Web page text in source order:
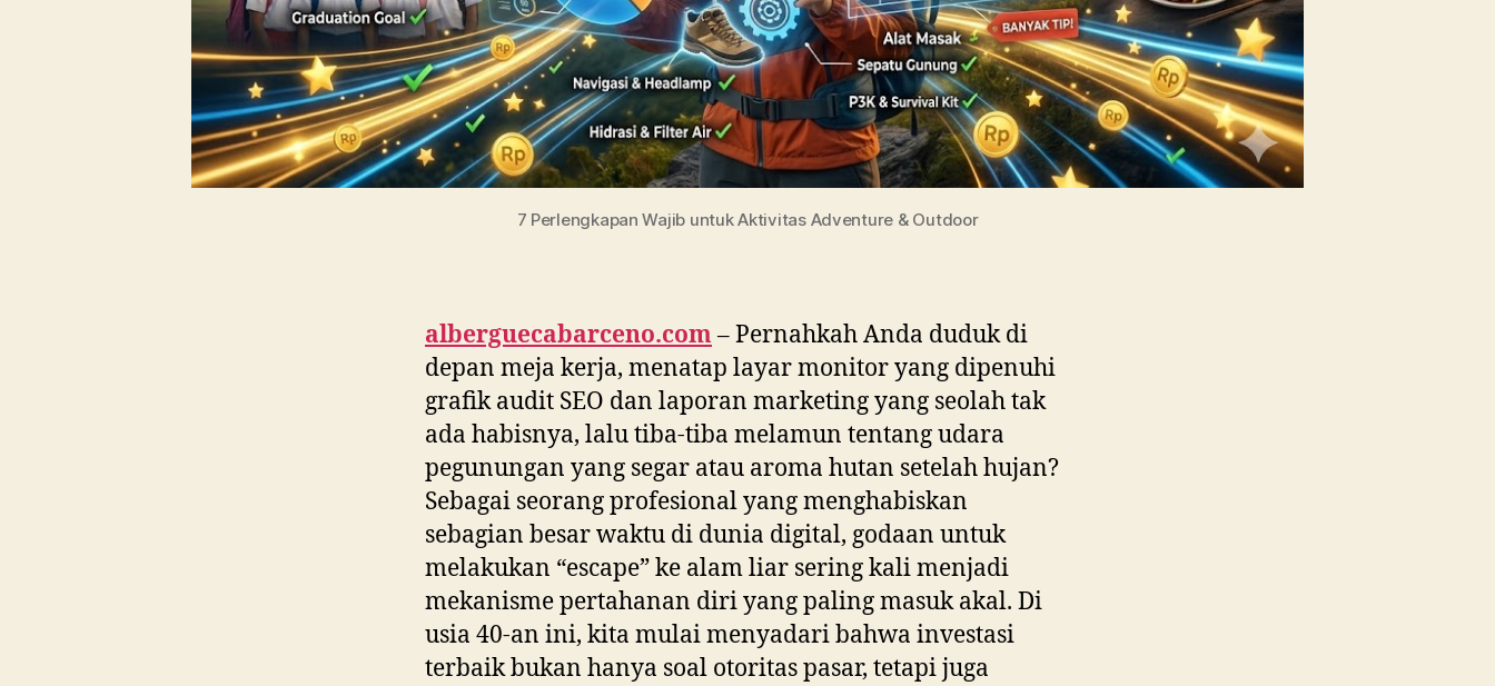
7 Perlengkapan Wajib untuk Aktivitas Adventure & Outdoor
alberguecabarceno.com– Pernahkah Anda duduk di
depan meja kerja, menatap layar monitor yang dipenuhi
grafik audit SEO dan laporan marketing yang seolah tak
ada habisnya, lalu tiba-tiba melamun tentang udara
pegunungan yang segar atau aroma hutan setelah hujan?
Sebagai seorang profesional yang menghabiskan
sebagian besar waktu di dunia digital, godaan untuk
melakukan “escape” ke alam liar sering kali menjadi
mekanisme pertahanan diri yang paling masuk akal. Di
usia 40-an ini, kita mulai menyadari bahwa investasi
terbaik bukan hanya soal otoritas pasar, tetapi juga